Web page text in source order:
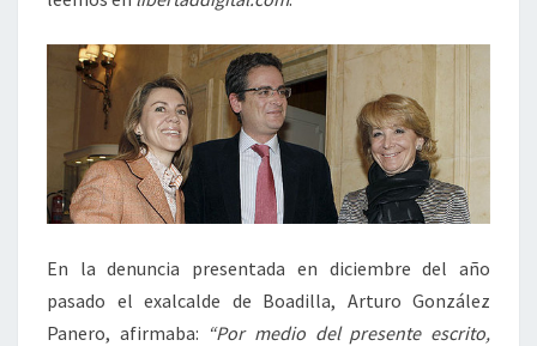
En la denuncia presentada en diciembre del año
pasado el exalcalde de Boadilla, Arturo González
Panero, afirmaba: “Por medio del presente escrito,